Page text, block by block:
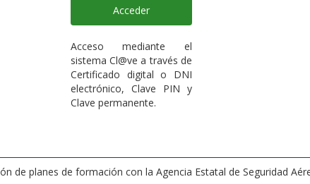
Acceder
Acceso mediante el
sistema Cl@ve a través de
Certificado digital o DNI
electrónico, Clave PIN y
Clave permanente.
de planes de formación con la Agencia Estatal de Seguridad